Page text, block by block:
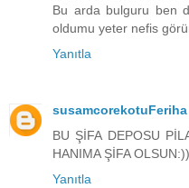
Bu arda bulguru ben
oldumu yeter nefis
Yanıtla
susamcorekotuFeriha
BU ŞİFA DEPOSU
HANIMA ŞİFA
Yanıtla